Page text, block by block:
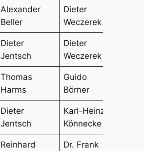
Alexander
Beller
Dieter
Weczerek
Dieter
Jentsch
Dieter
Weczerek
Thomas
Harms
Guido
Börner
Dieter
Jentsch
Karl-Heinz
Könnecke
Reinhard
Dr. Frank